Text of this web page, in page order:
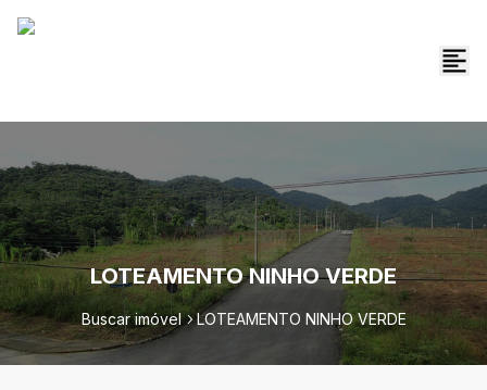
LOTEAMENTO NINHO VERDE
Buscar imóvel LOTEAMENTO NINHO VERDE